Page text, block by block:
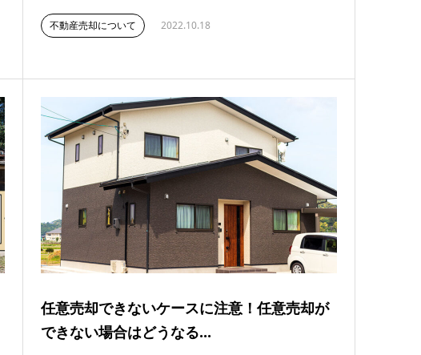
不動産売却について 2022.10.18
任意売却できないケースに注意！任意売却が
できない場合はどうなる...